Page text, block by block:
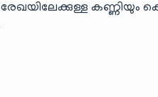
കണ്ണിയും